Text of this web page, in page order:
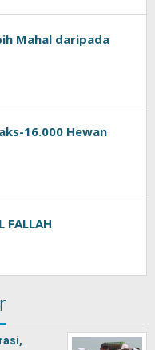
Mahal daripada
16.000 Hewan
FALLAH